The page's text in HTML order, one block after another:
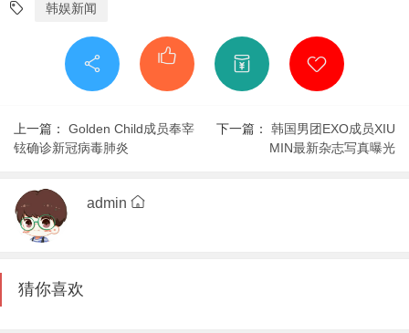
韩娱新闻
上一篇：
Golden Child成员奉宰
铉确诊新冠病毒肺炎
下一篇：
韩国男团EXO成员XIU
MIN最新杂志写真曝光
admin
猜你喜欢